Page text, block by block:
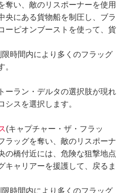
奪い、敵のリスポーナーを使用
央にある貨物船を制圧し、ブラ
ーピオンブーストを使って、貨
時間内により多くのフラッグ
。
ーラン・デルタの選択肢が現れ
シスを選択します。
(キャプチャー・ザ・フラッ
ラッグを奪い、敵のリスポーナ
の橋付近には、危険な狙撃地点
キャリアーを援護して、戻るま
時間内により多くのフラッグ